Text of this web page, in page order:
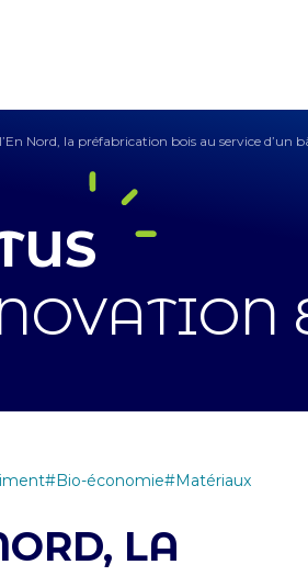
Nord, la préfabrication bois au service d’un
Bio-économie Matériaux
LA